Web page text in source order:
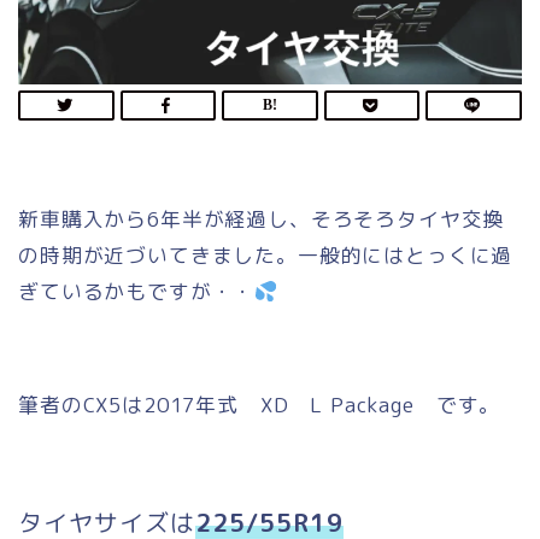
新車購入から6年半が経過し、そろそろタイヤ交換
の時期が近づいてきました。一般的にはとっくに過
ぎているかもですが・・
筆者のCX5は2017年式 XD L Package です。
タイヤサイズは225/55R19